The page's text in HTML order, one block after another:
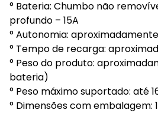
° Bateria: Chumbo não
profundo – 15A
° Autonomia:
° Tempo de recarga:
° Peso do produto:
bateria)
° Peso máximo suportado: até
° Dimensões com embalagem: